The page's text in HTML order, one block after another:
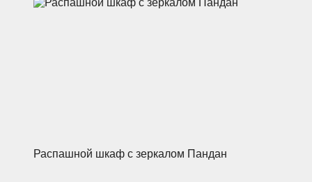
Распашной шкаф с зеркалом Пандан